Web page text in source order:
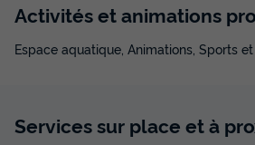
Activités et animations
Espace aquatique, Animations, Sports
Services sur place et à